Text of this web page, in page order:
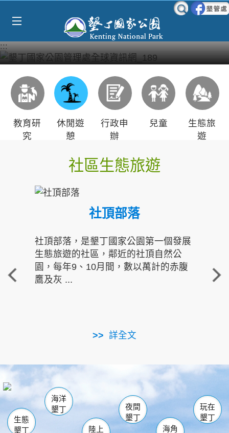
:::
教育研
究
休閒遊
憩
行政申
辦
兒童
生態旅
遊
社區生態旅遊
社頂部落
社頂部落，是墾丁國家公園第一個發展
生態旅遊的社區，鄰近的社頂自然公
園，每年9、10月間，數以萬計的赤腹
鷹及灰 ...
詳全文
重
走進
南仁湖
海生館
恆春 佳樂水
龍鑾潭自然中心 森林遊樂區
瓊麻館
關山 墾管處遊客中心
社頂公園 風吹沙
船帆石
白砂 龍磐公園
香蕉灣
砂島
鵝鑾鼻
生態
墾丁
海洋
墾丁
陸上
夜間
墾丁
海角
玩在
墾丁